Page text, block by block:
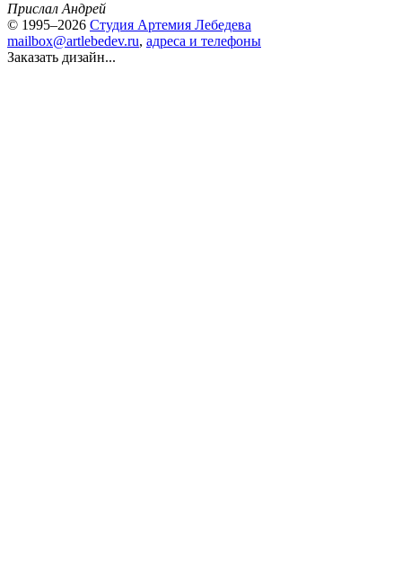
Прислал Андрей
© 1995–2026 Студия Артемия Лебедева
mailbox@artlebedev.ru, адреса и телефоны
Заказать дизайн...